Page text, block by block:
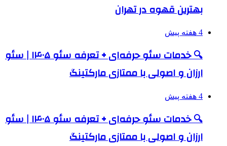
بهترین قهوه در تهران
4 هفته پیش
🔍 خدمات سئو حرفه‌ای + تعرفه سئو ۱۴۰۵ | سئو
ارزان و اصولی با ممتازی مارکتینگ
4 هفته پیش
🔍 خدمات سئو حرفه‌ای + تعرفه سئو ۱۴۰۵ | سئو
ارزان و اصولی با ممتازی مارکتینگ